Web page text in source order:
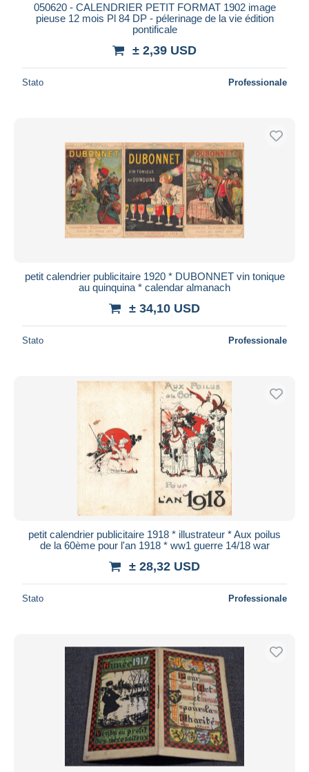
050620 - CALENDRIER PETIT FORMAT 1902 image
pieuse 12 mois Pl 84 DP - pélerinage de la vie édition
pontificale
± 2,39 USD
Stato Professionale
petit calendrier publicitaire 1920 * DUBONNET vin tonique
au quinquina * calendar almanach
± 34,10 USD
Stato Professionale
petit calendrier publicitaire 1918 * illustrateur * Aux poilus
de la 60ème pour l'an 1918 * ww1 guerre 14/18 war
± 28,32 USD
Stato Professionale